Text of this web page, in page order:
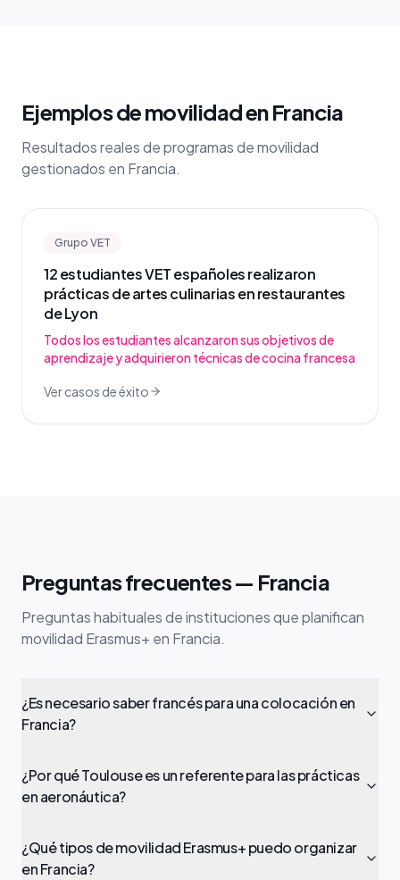
Ejemplos de movilidad en Francia
Resultados reales de programas de movilidad
gestionados en Francia.
Grupo VET
12 estudiantes VET españoles realizaron
prácticas de artes culinarias en restaurantes
de Lyon
Todos los estudiantes alcanzaron sus objetivos de
aprendizaje y adquirieron técnicas de cocina francesa
Ver casos de éxito
Preguntas frecuentes — Francia
Preguntas habituales de instituciones que planifican
movilidad Erasmus+ en Francia.
¿Es necesario saber francés para una colocación en
Francia?
¿Por qué Toulouse es un referente para las prácticas
en aeronáutica?
¿Qué tipos de movilidad Erasmus+ puedo organizar
en Francia?